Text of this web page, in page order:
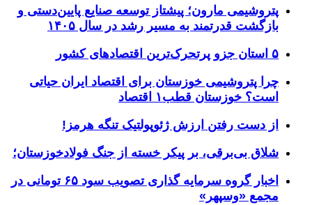
پتروشیمی مارون؛ پیشتاز توسعه صنایع پایین‌دستی و
بازگشت قدرتمند به مسیر رشد در سال ۱۴۰۵
۵ استان جزو پرتحرک‌ترین اقتصاد‌های کشور
چرا پتروشیمی خوزستان برای اقتصاد ایران حیاتی
است؟ خوزستان قطب۱ اقتصاد
از دست رفتن ارزش ژئوپولتیک تنگه هرمز!
شلاق‌ بی‌برقی، بر پیکر خسته‌ از جنگ فولادخوزستان؛
اخبار گروه سرمایه گذاری تصویب سود ۶۵ تومانی در
مجمع «وسپهر»